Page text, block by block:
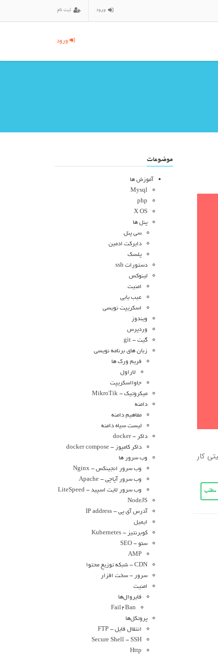
ورود ثبت نام
ورود
سرور لینوکس، پیش آمده است که بخواهید بفهمید، سرور لینوکس تان روی سیستم 32 بیتی کار
مطلب
موضوعات
آموزش ها
Mysql
php
X OS
پنل ها
سی پنل
دایرکت ادمین
پلسک
دستورات ssh
لینوکس
امنیت
عیب یابی
اسکریپت نویسی
ویندوز
وردپرس
گیت - git
زبان های برنامه نویسی
فریم ورک ها
لاراول
جاوااسکریپت
میکروتیک - MikroTik
دامنه
مفاهیم دامنه
لیست سیاه دامنه
داکر - docker
داکر کامپوز - docker compose
وب سرور ها
وب سرور انجینکس - Nginx
وب سرور آپاچی - Apache
وب سرور لایت اسپید - LiteSpeed
NodeJS
آدرس آی پی - IP address
ایمیل
کوبرنتیز - Kubernetes
سئو - SEO
AMP
CDN - شبکه توزیع محتوا
سرور - سخت افزار
امنیت
فایروال‌ها
Fail2Ban
پروتکل‌ها
انتقال فایل - FTP
Secure Shell - SSH
Http